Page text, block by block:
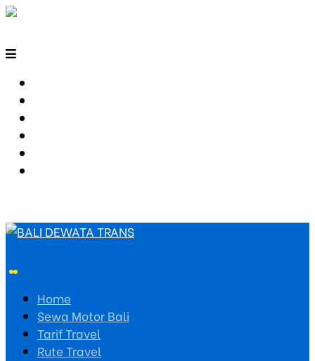
Home
Sewa Motor Bali
Tarif Travel
Rute Travel